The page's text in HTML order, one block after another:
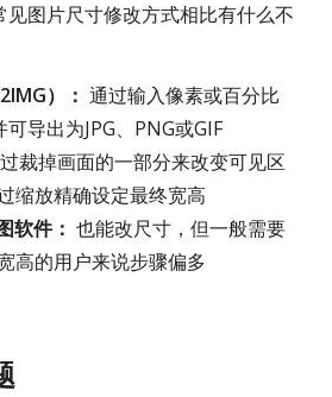
见图片尺寸修改方式相比有什么不
）： 通过输入像素或百分比
导出为JPG、PNG或GIF
裁掉画面的一部分来改变可见区
缩放精确设定最终宽高
软件： 也能改尺寸，但一般需要
高的用户来说步骤偏多